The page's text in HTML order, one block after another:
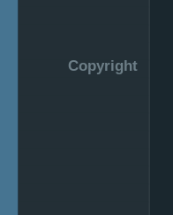
Copyright